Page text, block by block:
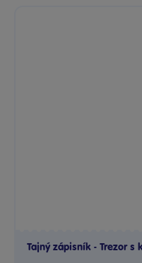
Tajný zápisník - Trezor s